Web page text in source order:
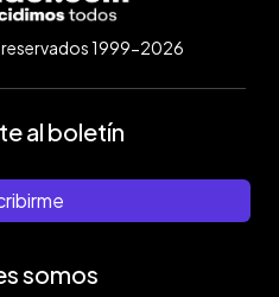
1999-2026
al boletín
somos